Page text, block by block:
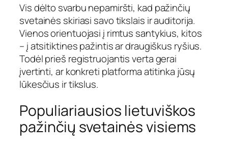
Vis dėlto svarbu nepamiršti, kad pažinčių
svetainės skiriasi savo tikslais ir auditorija.
Vienos orientuojasi į rimtus santykius, kitos
– į atsitiktines pažintis ar draugiškus ryšius.
Todėl prieš registruojantis verta gerai
įvertinti, ar konkreti platforma atitinka jūsų
lūkesčius ir tikslus.
Populiariausios lietuviškos
pažinčių svetainės visiems